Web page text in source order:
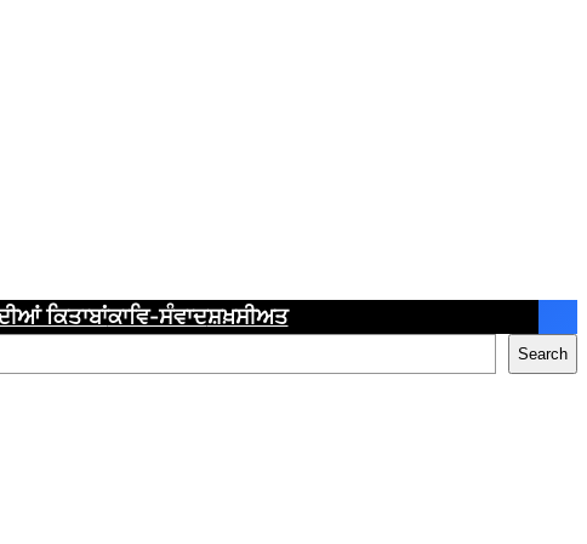
ਕਿਤਾਬਾਂਕਾਵਿ-ਸੰਵਾਦਸ਼ਖ਼ਸੀਅਤ
Search